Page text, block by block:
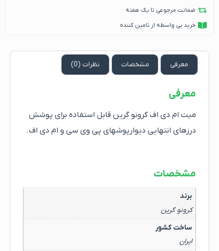
ضمانت مرجوعی تا یک هفته
خرید بی واسطه از تامین کننده
معرفی مشخصات نظرات (0)
معرفی
میت ام دی اف کرونو گرین قابل استفاده برای پوشش
درزهای انتهایی دیوارپوشهای پی وی سی و ام دی اف.
مشخصات
برند
کرونو گرین
ساخت کشور
ایران